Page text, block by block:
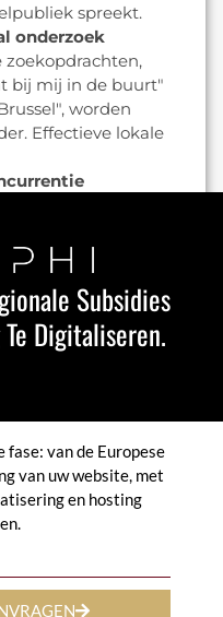
spreekt.
onderzoek
zoekopdrachten,
bij mij in de buurt"
worden
Effectieve lokale
strategie is
wilt
de massa.
in België te
naar zoeken.
Google Keyword
om relevante
Frans,
te vinden.
creëren
de specifieke
Subsidies
Digitaliseren.
van de Europese
van uw website, met
en hosting